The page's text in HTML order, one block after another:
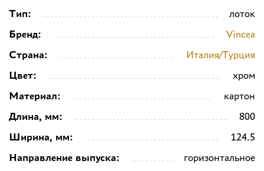
Тип:
лоток
Бренд:
Vincea
Страна:
Италия/Турция
Цвет:
хром
Материал:
картон
Длина, мм:
800
Ширина, мм:
124.5
Направление выпуска:
горизонтальное